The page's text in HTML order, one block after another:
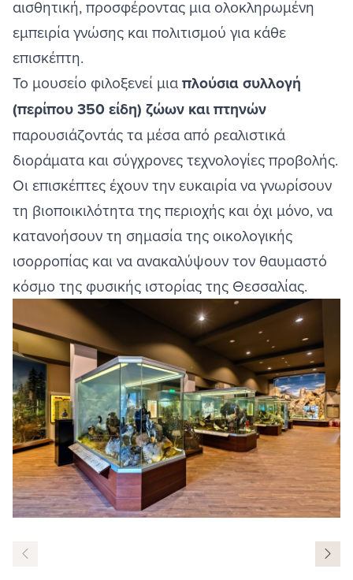
αισθητική, προσφέροντας μια ολοκληρωμένη
εμπειρία γνώσης και πολιτισμού για κάθε
επισκέπτη.
Το μουσείο φιλοξενεί μιαπλούσια συλλογή
(περίπου 350 είδη) ζώων και πτηνών
παρουσιάζοντάς τα μέσα από ρεαλιστικά
διοράματα και σύγχρονες τεχνολογίες προβολής.
Οι επισκέπτες έχουν την ευκαιρία να γνωρίσουν
τη βιοποικιλότητα της περιοχής και όχι μόνο, να
κατανοήσουν τη σημασία της οικολογικής
ισορροπίας και να ανακαλύψουν τον θαυμαστό
κόσμο της φυσικής ιστορίας της Θεσσαλίας.